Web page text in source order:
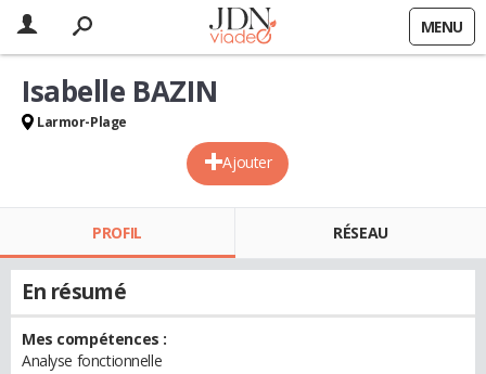
MENU
Ajouter
Isabelle BAZIN
Larmor-Plage
PROFIL RÉSEAU
En résumé
Mes compétences :
Analyse fonctionnelle